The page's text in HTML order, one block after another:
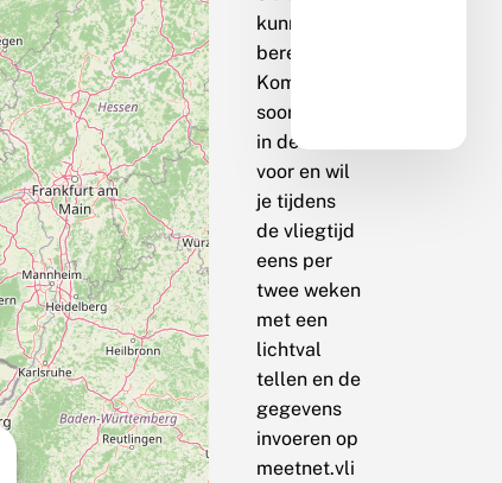
kunnen
berekenen.
Komt de
soort bij jou
in de buurt
voor en wil
je tijdens
de vliegtijd
eens per
twee weken
met een
lichtval
tellen en de
gegevens
invoeren op
meetnet.vli